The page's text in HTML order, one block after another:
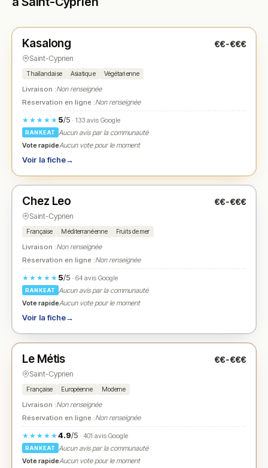
★ N° 1
Kasalong €€-€€€
Saint-Cyprien
Thaïlandaise Asiatique Végétarienne
Livraison :Non renseignée
Réservation en ligne :Non renseignée
★★★★★ 5/5· 133 avis Google
RANKEAT
Aucun avis par la communauté
Vote rapideAucun vote pour le moment
Voir la fiche→
★ N° 2
Chez Leo €€-€€€
Saint-Cyprien
Française Méditerranéenne Fruits de mer
Livraison :Non renseignée
Réservation en ligne :Non renseignée
★★★★★ 5/5· 64 avis Google
RANKEAT
Aucun avis par la communauté
Vote rapideAucun vote pour le moment
Voir la fiche→
★ N° 3
Le Métis €€-€€€
Saint-Cyprien
Française Européenne Moderne
Livraison :Non renseignée
Réservation en ligne :Non renseignée
★★★★★4.9/5· 401 avis Google
RANKEAT
Aucun avis par la communauté
Vote rapideAucun vote pour le moment